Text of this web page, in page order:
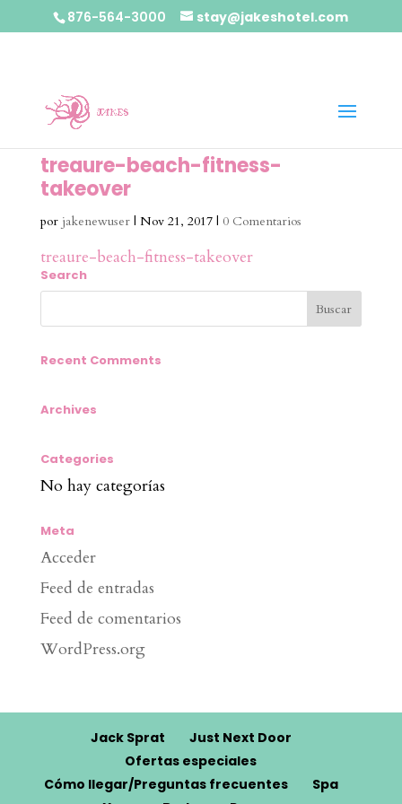
876-564-3000 stay@jakeshotel.com
treaure-beach-fitness-
takeover
por jakenewuser| Nov 21, 2017| 0 Comentarios
treaure-beach-fitness-takeover
Search
Recent Comments
Archives
Categories
No hay categorías
Meta
Acceder
Feed de entradas
Feed de comentarios
WordPress.org
Jack Sprat
Just Next Door
Ofertas especiales
Cómo llegar/Preguntas frecuentes
Spa